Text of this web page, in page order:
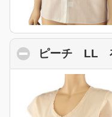
ピーチ LL